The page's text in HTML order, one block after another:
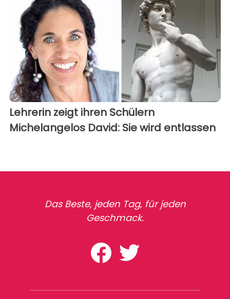
Lehrerin zeigt ihren Schülern
Michelangelos David: Sie wird entlassen
Das Beste, jeden Tag, für jeden
Geschmack.